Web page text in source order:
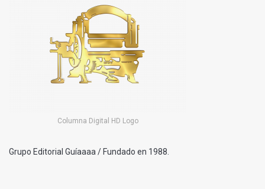
Columna Digital HD Logo
Grupo Editorial Guíaaaa / Fundado en 1988.